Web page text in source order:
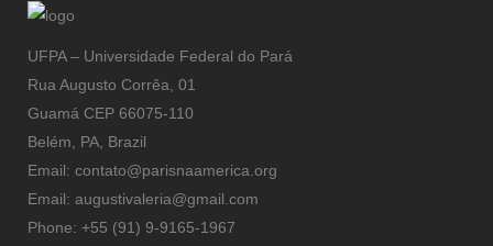
UFPA – Universidade Federal do Pará
Rua Augusto Corrêa, 01
Guamá CEP 66075-110
Belém, PA, Brazil
Email: contato@parisnaamerica.org
Email: augustivaleria@gmail.com
Phone: +55 (91) 9-9165-1967